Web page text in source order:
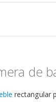
de
rectangular